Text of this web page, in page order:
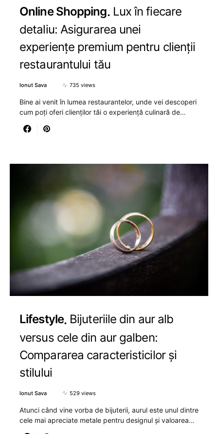
Online Shopping Lux în fiecare
detaliu: Asigurarea unei
experiențe premium pentru clienții
restaurantului tău
Ionut Sava 735 views
Bine ai venit în lumea restaurantelor, unde vei descoperi
cum poți oferi clienților tăi o experiență culinară de…
Lifestyle Bijuteriile din aur alb
versus cele din aur galben:
Compararea caracteristicilor și
stilului
Ionut Sava 529 views
Atunci când vine vorba de bijuterii, aurul este unul dintre
cele mai apreciate metale pentru designul și valoarea…